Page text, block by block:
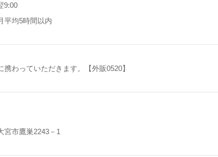
9:00
均5時間以内
携わっていただきます。【外販0520】
宮市鷹巣2243－1